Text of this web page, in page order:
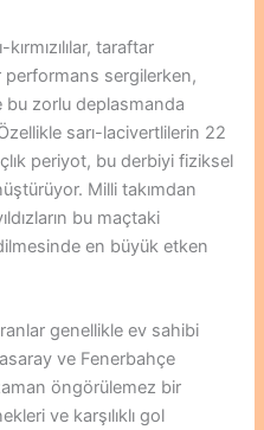
taraftar
sergilerken,
bu zorlu deplasmanda
sarı-lacivertlilerin 22
periyot, bu derbiyi fiziksel
Milli takımdan
bu maçtaki
en büyük etken
genellikle ev sahibi
ve Fenerbahçe
öngörülemez bir
ve karşılıklı gol